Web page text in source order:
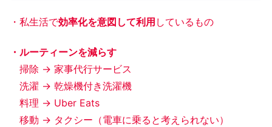
・私生活で効率化を意図して利用 しているもの
・ルーティーンを減らす
掃除 → 家事代行サービス
洗濯 → 乾燥機付き洗濯機
料理 → Uber Eats
移動 → タクシー（電車に乗ると考えられない）